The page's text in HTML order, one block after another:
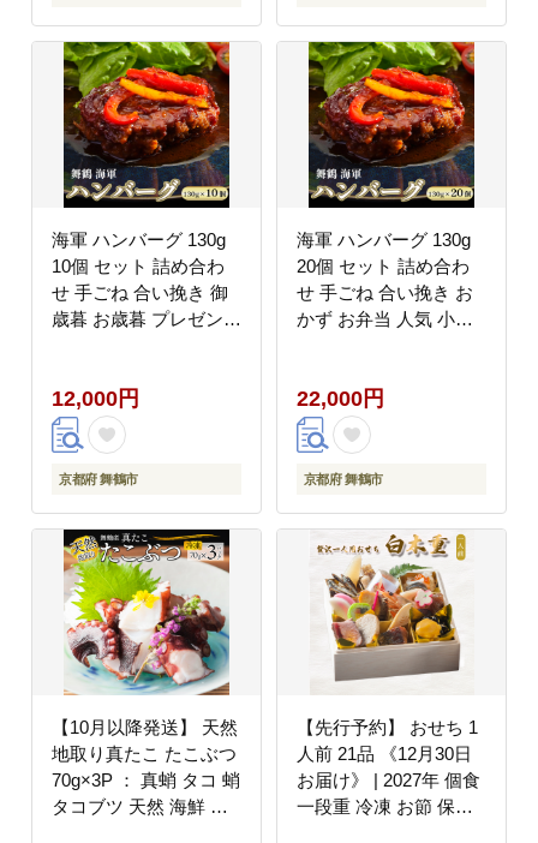
海軍 ハンバーグ 130g
10個 セット 詰め合わ
せ 手ごね 合い挽き 御
歳暮 お歳暮 プレゼント
12,000円
京都府 舞鶴市
海軍 ハンバーグ 130g
20個 セット 詰め合わ
せ 手ごね 合い挽き お
かず お弁当 人気 小分
ごはん 肉 肉系 プレゼ
ント 贈答 熨斗
22,000円
京都府 舞鶴市
【10月以降発送】 天然
地取り真たこ たこぶつ
70g×3P ： 真蛸 タコ 蛸
タコブツ 天然 海鮮 海
【先行予約】 おせち 1
人前 21品 《12月30日
お届け》 | 2027年 個食
一段重 冷凍 お節 保存